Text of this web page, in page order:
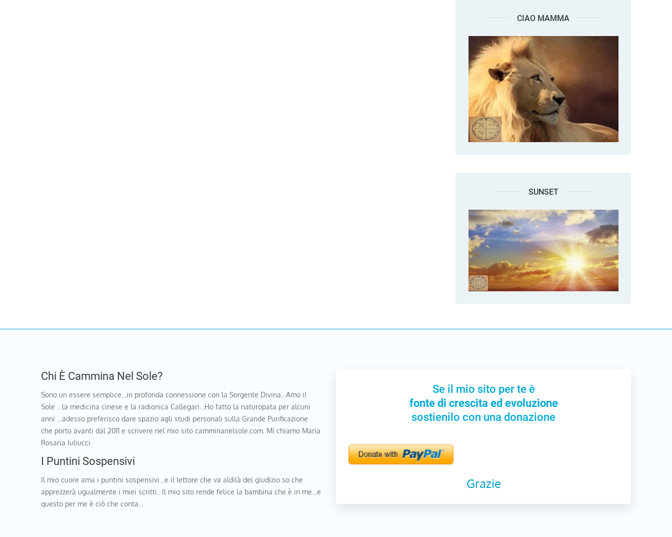
CIAO MAMMA
SUNSET
Chi È Cammina Nel Sole?
Sono un essere semplice…in profonda connessione con la Sorgente Divina…Amo il
Sole …la medicina cinese e la radionica Callegari…Ho fatto la naturopata per alcuni
anni …adesso preferisco dare spazio agli studi personali sulla Grande Purificazione
che porto avanti dal 2011 e scrivere nel mio sito camminanelsole.com. Mi chiamo Maria
Rosaria Iuliucci
I Puntini Sospensivi
Il mio cuore ama i puntini sospensivi…e il lettore che va aldilà del giudizio so che
apprezzerà ugualmente i miei scritti…Il mio sito rende felice la bambina che è in me…e
questo per me è ciò che conta…
Se il mio sito per te è
fonte di crescita ed evoluzione
sostienilo con una donazione
Grazie